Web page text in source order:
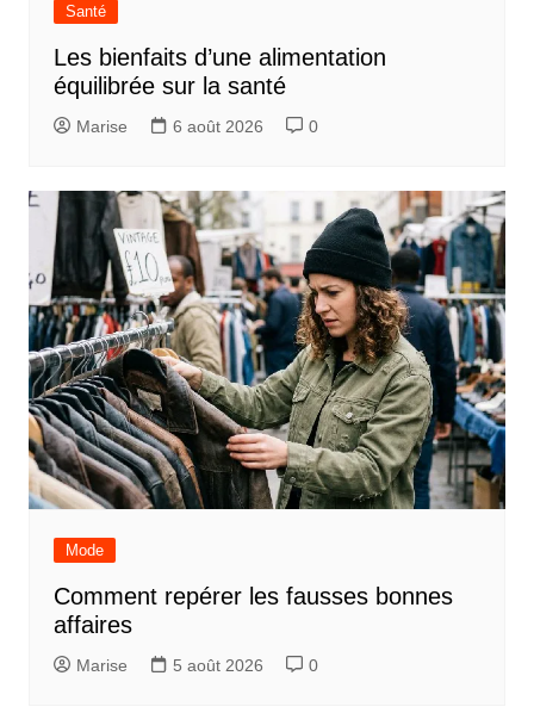
Santé
Les bienfaits d’une alimentation
équilibrée sur la santé
Marise 6 août 2026 0
Mode
Comment repérer les fausses bonnes
affaires
Marise 5 août 2026 0